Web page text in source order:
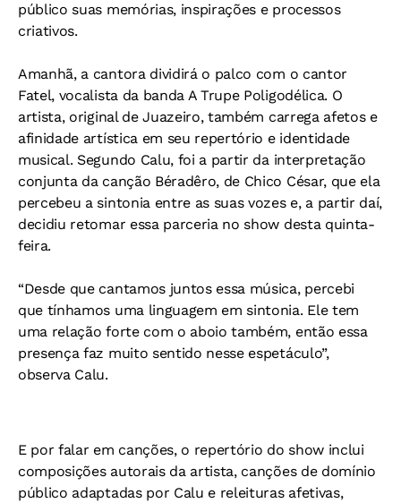
público suas memórias, inspirações e processos
criativos.
Amanhã, a cantora dividirá o palco com o cantor
Fatel, vocalista da banda A Trupe Poligodélica. O
artista, original de Juazeiro, também carrega afetos e
afinidade artística em seu repertório e identidade
musical. Segundo Calu, foi a partir da interpretação
conjunta da canção Béradêro, de Chico César, que ela
percebeu a sintonia entre as suas vozes e, a partir daí,
decidiu retomar essa parceria no show desta quinta-
feira.
“Desde que cantamos juntos essa música, percebi
que tínhamos uma linguagem em sintonia. Ele tem
uma relação forte com o aboio também, então essa
presença faz muito sentido nesse espetáculo”,
observa Calu.
E por falar em canções, o repertório do show inclui
composições autorais da artista, canções de domínio
público adaptadas por Calu e releituras afetivas,